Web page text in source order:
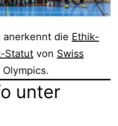
anerkennt die Ethik-
Statut von Swiss
unter